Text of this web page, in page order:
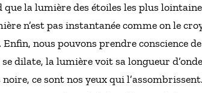
la lumière des étoiles les plus
n’est pas instantanée comme on le
nous pouvons prendre conscience
dilate, la lumière voit sa longueur
ce sont nos yeux qui